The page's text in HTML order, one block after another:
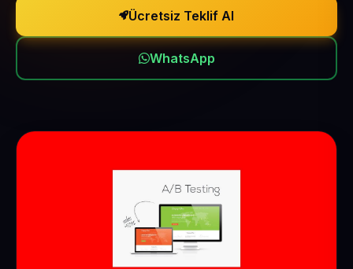
Ücretsiz Teklif Al
WhatsApp